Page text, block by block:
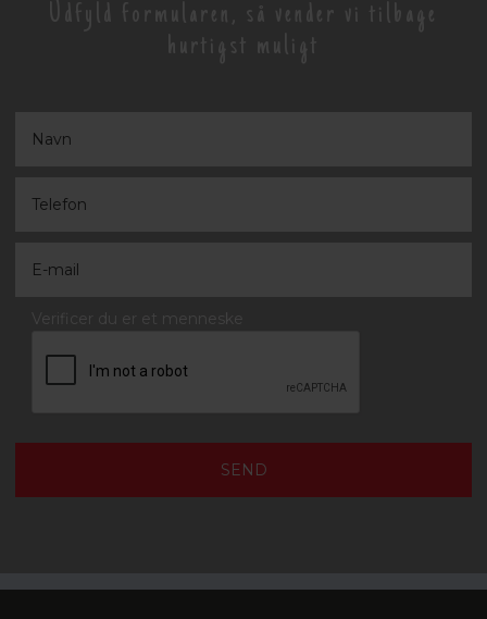
Udfyld formularen, så vender vi tilbage
hurtigst muligt
Verificer du er et menneske